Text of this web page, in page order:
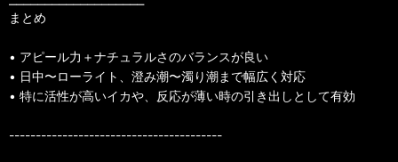
まとめ
• アピール力＋ナチュラルさのバランスが良い
• 日中〜ローライト、澄み潮〜濁り潮まで幅広く対応
• 特に活性が高いイカや、反応が薄い時の引き出しとして有効
----------------------------------------